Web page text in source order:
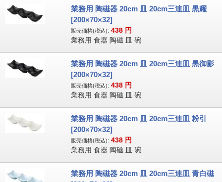
業務用 陶磁器 20cm 皿 20cm三連皿 黒耀
[200×70×32]
販売価格(税込): 438 円
業務用 食器 陶磁 皿 碗
業務用 陶磁器 20cm 皿 20cm三連皿 黒御影
[200×70×32]
販売価格(税込): 438 円
業務用 食器 陶磁 皿 碗
業務用 陶磁器 20cm 皿 20cm三連皿 粉引
[200×70×32]
販売価格(税込): 438 円
業務用 食器 陶磁 皿 碗
業務用 陶磁器 20cm 皿 20cm三連皿 青白磁